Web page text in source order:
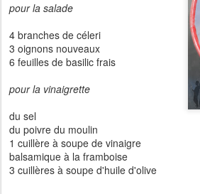
pour la salade
4 branches de céleri
3 oignons nouveaux
6 feuilles de basilic frais
pour la vinaigrette
du sel
du poivre du moulin
1 cuillère à soupe de vinaigre
balsamique à la framboise
3 cuillères à soupe d'huile d'olive